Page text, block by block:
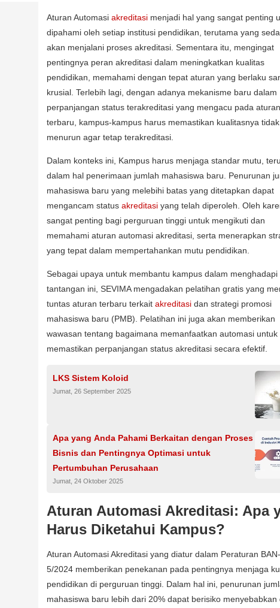
Aturan Automasi akreditasi menjadi hal yang sangat penting
dipahami oleh setiap institusi pendidikan, terutama yang
akan menjalani proses akreditasi. Sementara itu, mengingat
pentingnya peran akreditasi dalam meningkatkan kualitas
pendidikan, memahami dengan tepat aturan yang berlaku
krusial. Terlebih lagi, dengan adanya mekanisme baru dalam
perpanjangan status terakreditasi yang mengacu pada aturan
terbaru, kampus-kampus harus memastikan kualitasnya tidak
menurun agar tetap terakreditasi.
Dalam konteks ini, Kampus harus menjaga standar mutu,
dalam hal penerimaan jumlah mahasiswa baru. Penurunan
mahasiswa baru yang melebihi batas yang ditetapkan dapat
mengancam status akreditasi yang telah diperoleh. Oleh
sangat penting bagi perguruan tinggi untuk mengikuti dan
memahami aturan automasi akreditasi, serta menerapkan
yang tepat dalam mempertahankan mutu pendidikan.
Sebagai upaya untuk membantu kampus dalam menghadapi
tantangan ini, SEVIMA mengadakan pelatihan gratis yang
tuntas aturan terbaru terkait akreditasi dan strategi promosi
mahasiswa baru (PMB). Pelatihan ini juga akan memberikan
wawasan tentang bagaimana memanfaatkan automasi untuk
memastikan perpanjangan status akreditasi secara efektif.
LKS Sistem Koloid
Jumat, 26 September 2025
Apa yang Anda Pahami Berkaitan dengan Proses
Bisnis dan Pentingnya Optimasi untuk
Pertumbuhan Perusahaan
Jumat, 24 Oktober 2025
Aturan Automasi Akreditasi: Apa
Harus Diketahui Kampus?
Aturan Automasi Akreditasi yang diatur dalam Peraturan
5/2024 memberikan penekanan pada pentingnya menjaga
pendidikan di perguruan tinggi. Dalam hal ini, penurunan
mahasiswa baru lebih dari 20% dapat berisiko menyebabkan